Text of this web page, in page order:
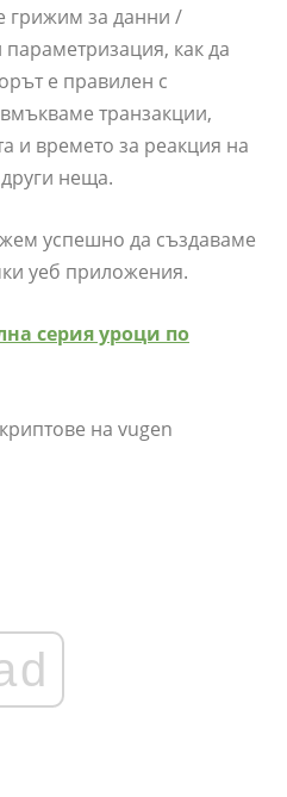
грижим за данни /
как да
е правилен с
транзакции,
и времето за реакция на
неща.
успешно да създаваме
уеб приложения.
серия уроци по